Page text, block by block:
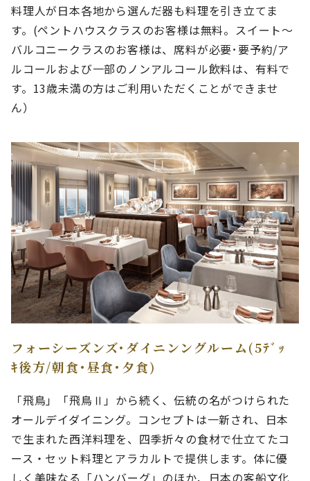
料理人が日本各地から選んだ器も料理を引き立てま
す。(ペントハウスクラスのお客様は無料。スイート～
バルコニークラスのお客様は、席料が必要･要予約/ア
ルコールおよび一部のノンアルコール飲料は、有料で
す。13歳未満の方はご利用いただくことができませ
ん）
フォーシーズンズ･ダイニンングルーム(5ﾃﾞｯ
ｷ後方/朝食･昼食･夕食)
「飛鳥」「飛鳥Ⅱ」から続く、伝統の名がつけられた
オールデイダイニング。コンセプトは一新され、日本
で生まれた西洋料理を、四季折々の食材で仕立てたコ
ース・セット料理とアラカルトで提供します。体に優
しく美味なる「ハンバーグ」のほか、日本の客船文化